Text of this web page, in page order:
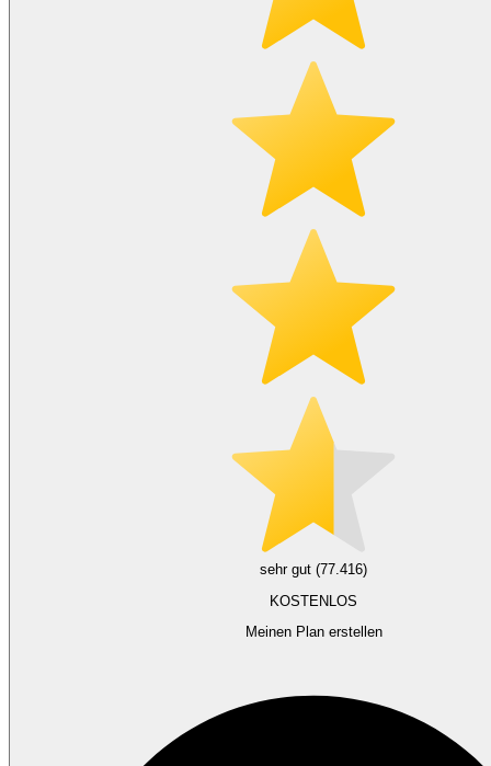
sehr gut (77.416)
KOSTENLOS
Meinen Plan erstellen